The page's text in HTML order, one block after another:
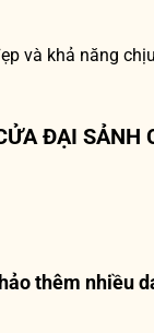
và khả năng
ĐẠI SẢNH
thêm nhiều